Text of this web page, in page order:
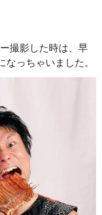
撮影した時は、早
なっちゃいました。